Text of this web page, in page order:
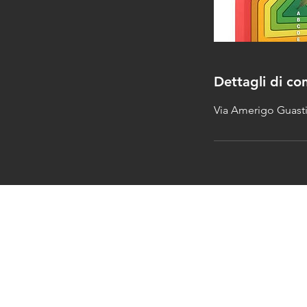
Dettagli di
Via Amerigo